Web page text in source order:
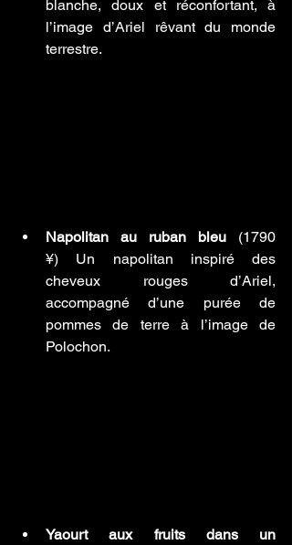
blanche, doux et réconfortant, à
l’image d’Ariel rêvant du monde
terrestre.
Napolitan au ruban bleu (1790
¥) Un napolitan inspiré des
cheveux rouges d’Ariel,
accompagné d’une purée de
pommes de terre à l’image de
Polochon.
Yaourt aux fruits dans un